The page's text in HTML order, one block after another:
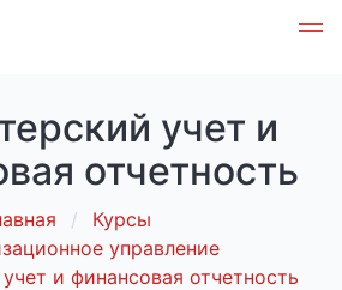
учет и
отчетность
Курсы
управление
и финансовая отчетность